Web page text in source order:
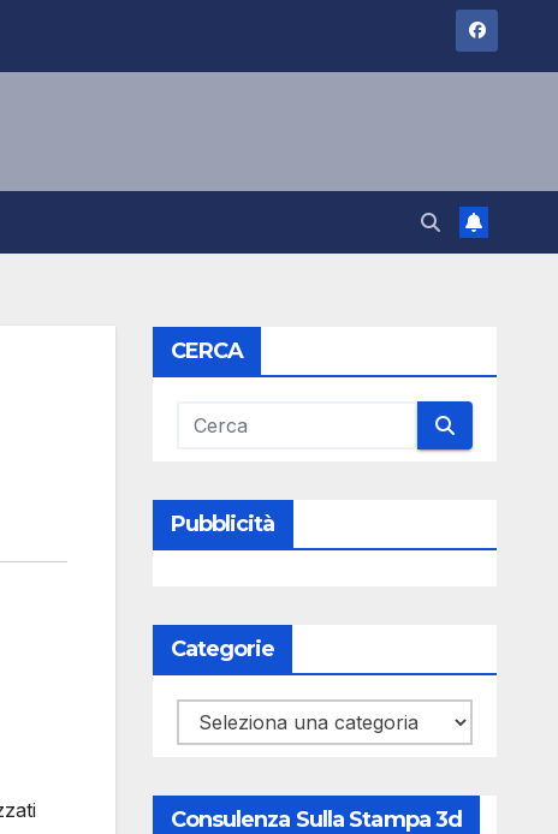
CERCA
Pubblicità
Categorie
Categorie
Consulenza Sulla Stampa 3d